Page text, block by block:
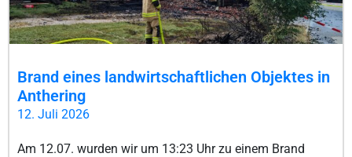
Brand eines landwirtschaftlichen Objektes in
Anthering
12. Juli 2026
Am 12.07. wurden wir um 13:23 Uhr zu einem Brand